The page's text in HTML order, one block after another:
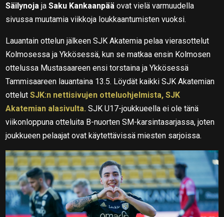
Säilynoja jaSaku Kankaanpää ovat vielä varmuudella
sivussa muutamia viikkoja loukkaantumisten vuoksi.
Lauantain ottelun jälkeen SJK Akatemia pelaa vierasottelut
Kolmosessa ja Ykkösessä, kun se matkaa ensin Kolmosen
ottelussa Mustasaareen ensi torstaina ja Ykkösessä
Tammisaareen lauantaina 13.5. Löydät kaikki SJK Akatemian
ottelutSJK:n nettisivujen otteluohjelmista, SJK
Akatemian alasivulta. SJK U17-joukkueella ei ole tänä
viikonloppuna otteluita B-nuorten SM-karsintasarjassa, joten
joukkueen pelaajat ovat käytettävissä miesten sarjoissa.